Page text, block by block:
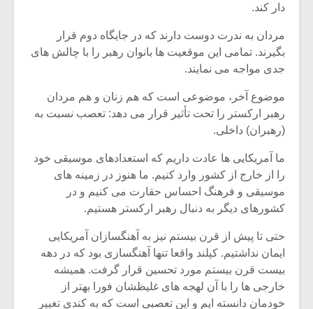
دار کند.
مردان به ندرت دوست دارند که در جایگاه دوم قرار
بگیرند. تمامی این موقعیت ها بانوان رهبر را با چالش های
جدی مواجه می نمایند.
موضوع آخر، موضوعی است که هم زنان و هم مردان
رهبر ارکستر را تحت تأثیر قرار می دهد: تعصب نسبت به
(رهبران) داخلی.
ما آمریکایی ها عادت داریم که استعدادهای موسیقی خود
را از خارج از کشور وارد کنیم. ما هنوز در زمینه های
موسیقی و فرهنگ احساس حقارت می کنیم و در
کشورهای دیگر به دنبال رهبر ارکستر هستیم.
حتی تا پیش از قرن بیستم نیز به آهنگسازان آمریکایی
ایمان نداشتیم. کپلند واقعا تنها آهنگسازی بود که در دهه
بیست قرن بیستم مورد تحسین قرار گرفت. همیشه
خارجی ها را با آن لهجه های غلیظشان فورا بهتر از
خودمان دانسته ایم و این تعصبی است که به کندی تغییر
متن فیلم «متری
شیش و نیم»
اگر نمی توانی
مشهورترین باشی،
بدنام ترین باش
موسیقی